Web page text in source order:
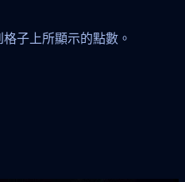
子上所顯示的點數。